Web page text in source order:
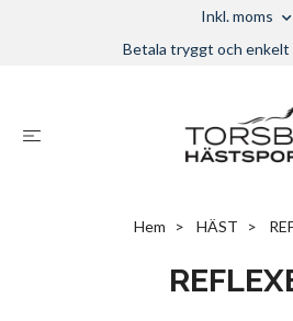
Inkl. moms
Betala tryggt och enkelt
Hem HÄST